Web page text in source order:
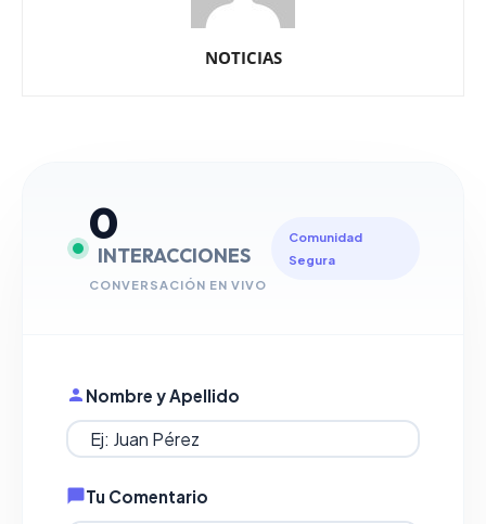
NOTICIAS
0
INTERACCIONES
CONVERSACIÓN EN VIVO
Comunidad
Segura
Nombre y Apellido
Tu Comentario